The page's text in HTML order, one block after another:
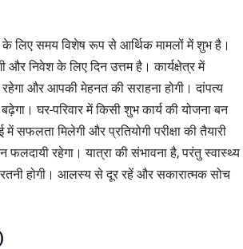
लिए समय विशेष रूप से आर्थिक मामलों में शुभ है।
और निवेश के लिए दिन उत्तम है। कार्यक्षेत्र में
और आपकी मेहनत की सराहना होगी। दांपत्य
घर-परिवार में किसी शुभ कार्य की योजना बन
सफलता मिलेगी और प्रतियोगी परीक्षा की तैयारी
फलदायी रहेगा। यात्रा की संभावना है, परंतु स्वास्थ्य
होगी। आलस्य से दूर रहें और सकारात्मक सोच